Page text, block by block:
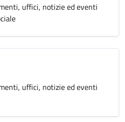
uffici, notizie ed eventi
uffici, notizie ed eventi